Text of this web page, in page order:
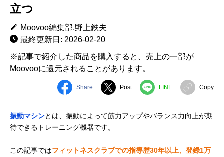
立つ
Moovoo編集部,野上鉄夫
最終更新日: 2026-02-20
※記事で紹介した商品を購入すると、売上の一部が
Moovooに還元されることがあります。
Share Post LINE Copy
振動マシンとは、振動によって筋力アップやバランス力向上が期
待できるトレーニング機器です。
この記事ではフィットネスクラブでの指導歴30年以上、登録1万